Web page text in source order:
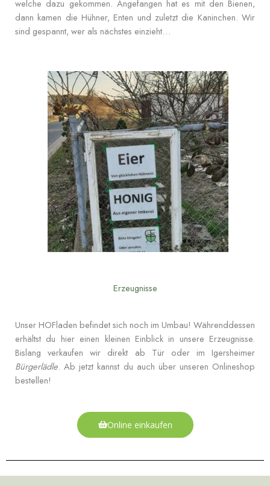
welche dazu gekommen. Angefangen hat es mit den Bienen,
dann kamen die Hühner, Enten und zuletzt die Kaninchen. Wir
sind gespannt, wer als nächstes einzieht…
Erzeugnisse
Unser HOFladen befindet sich noch im Umbau! Währenddessen
erhältst du hier einen kleinen Einblick in unsere Erzeugnisse.
Bislang verkaufen wir direkt ab Tür oder im Igersheimer
Bürgerlädle. Ab jetzt kannst du auch über unseren Onlineshop
bestellen!
Online einkaufen